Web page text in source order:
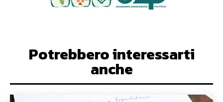
Potrebbero interessarti
anche